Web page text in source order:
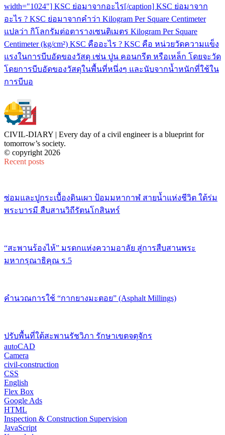
width="1024"] KSC ย่อมาจากอะไร[/caption] KSC ย่อมาจาก
อะไร ? KSC ย่อมาจากคำว่า Kilogram Per Square Centimeter
แปลว่า กิโลกรัมต่อตารางเซนติเมตร Kilogram Per Square
Centimeter (kg/cm²) KSC คืออะไร ? KSC คือ หน่วยวัดความแข็ง
แรงในการบีบอัดของวัสดุ เช่น ปูน คอนกรีต หรือเหล็ก โดยจะวัด
โดยการบีบอัดของวัสดุในพื้นที่หนึ่งๆ และนับจากน้ำหนักที่ใช้ใน
การบีบอ
CIVIL-DIARY | Every day of a civil engineer is a blueprint for
tomorrow’s society.
© copyright 2026
Recent posts
ซ่อมและปูกระเบื้องดินเผา ป้อมมหากาฬ สายน้ำแห่งชีวิต ใต้ร่ม
พระบารมี สืบสานวิถีรัตนโกสินทร์
“สะพานร้องไห้” มรดกแห่งความอาลัย สู่การสืบสานพระ
มหากรุณาธิคุณ ร.5
คำนวณการใช้ “กากยางมะตอย” (Asphalt Millings)
ปรับพื้นที่ใต้สะพานรัชวิภา รักษาเขตจตุจักร
autoCAD
Camera
civil-construction
CSS
English
Flex Box
Google Ads
HTML
Inspection & Construction Supervision
JavaScript